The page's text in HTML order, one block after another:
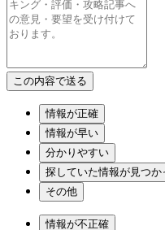
情報が正確
情報が早い
分かりやすい
探していた情報が見つか
その他
情報が不正確